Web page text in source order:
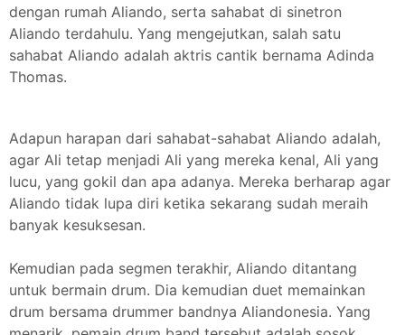
dengan rumah Aliando, serta sahabat di sinetron
Aliando terdahulu. Yang mengejutkan, salah satu
sahabat Aliando adalah aktris cantik bernama Adinda
Thomas.
Adapun harapan dari sahabat-sahabat Aliando adalah,
agar Ali tetap menjadi Ali yang mereka kenal, Ali yang
lucu, yang gokil dan apa adanya. Mereka berharap agar
Aliando tidak lupa diri ketika sekarang sudah meraih
banyak kesuksesan.
Kemudian pada segmen terakhir, Aliando ditantang
untuk bermain drum. Dia kemudian duet memainkan
drum bersama drummer bandnya Aliandonesia. Yang